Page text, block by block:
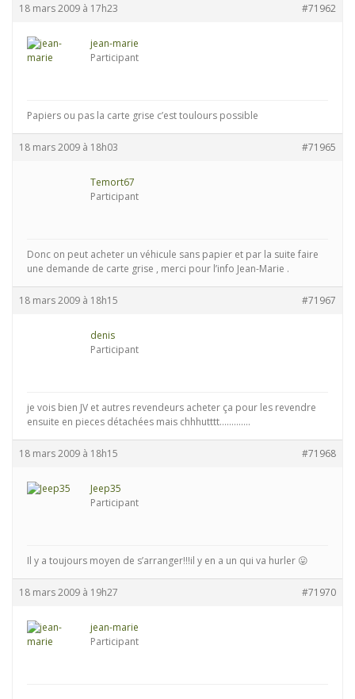
18 mars 2009 à 17h23 #71962
jean-marie
Participant
Papiers ou pas la carte grise c’est toulours possible
18 mars 2009 à 18h03 #71965
Temort67
Participant
Donc on peut acheter un véhicule sans papier et par la suite faire
une demande de carte grise , merci pour l’info Jean-Marie .
18 mars 2009 à 18h15 #71967
denis
Participant
je vois bien JV et autres revendeurs acheter ça pour les revendre
ensuite en pieces détachées mais chhhutttt………….
18 mars 2009 à 18h15 #71968
Jeep35
Participant
Il y a toujours moyen de s’arranger!!!il y en a un qui va hurler 😛
18 mars 2009 à 19h27 #71970
jean-marie
Participant